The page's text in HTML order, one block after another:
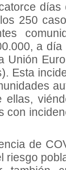
250
a
Unión
Esta
con
de
riesgo